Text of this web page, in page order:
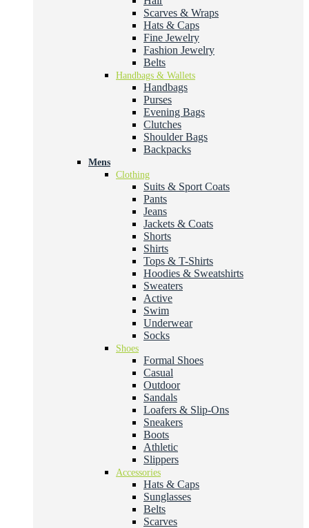
Scarves & Wraps
Hats & Caps
Fine Jewelry
Fashion Jewelry
Belts
Handbags & Wallets
Handbags
Purses
Evening Bags
Clutches
Shoulder Bags
Backpacks
Mens
Clothing
Suits & Sport Coats
Pants
Jeans
Jackets & Coats
Shorts
Shirts
Tops & T-Shirts
Hoodies & Sweatshirts
Sweaters
Active
Swim
Underwear
Socks
Shoes
Formal Shoes
Casual
Outdoor
Sandals
Loafers & Slip-Ons
Sneakers
Boots
Athletic
Slippers
Accessories
Hats & Caps
Sunglasses
Belts
Scarves